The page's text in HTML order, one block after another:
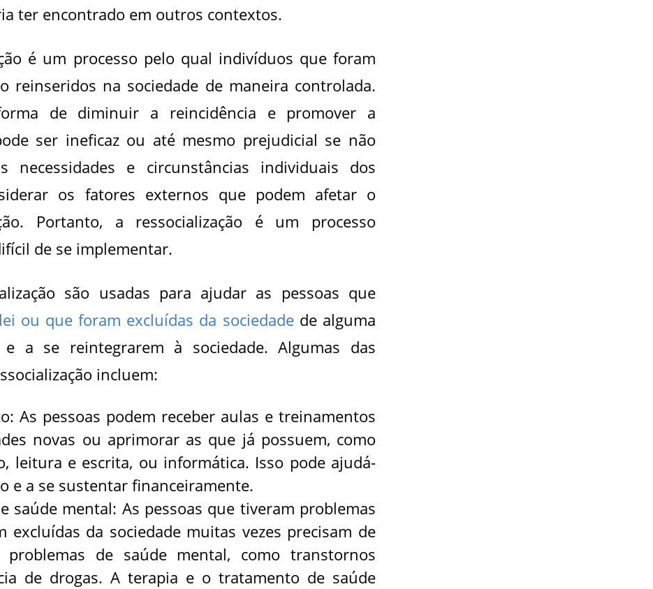
ter encontrado em outros contextos.
é um processo pelo qual indivíduos que foram
reinseridos na sociedade de maneira controlada.
de diminuir a reincidência e promover a
ser ineficaz ou até mesmo prejudicial se não
necessidades e circunstâncias individuais dos
os fatores externos que podem afetar o
Portanto, a ressocialização é um processo
de se implementar.
são usadas para ajudar as pessoas que
ou que foram excluídas da sociedadede alguma
a se reintegrarem à sociedade. Algumas das
incluem:
As pessoas podem receber aulas e treinamentos
novas ou aprimorar as que já possuem, como
leitura e escrita, ou informática. Isso pode ajudá-
e a se sustentar financeiramente.
saúde mental: As pessoas que tiveram problemas
da sociedade muitas vezes precisam de
de saúde mental, como transtornos
de drogas. A terapia e o tratamento de saúde